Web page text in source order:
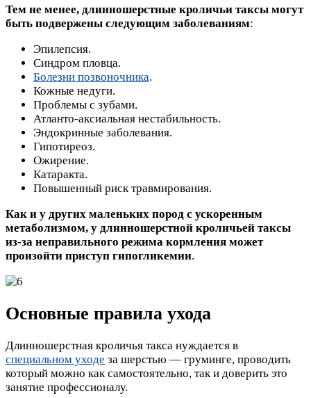
Тем не менее, длинношерстные кроличьи таксы могут
быть подвержены следующим заболеваниям:
Эпилепсия.
Синдром пловца.
Болезни позвоночника.
Кожные недуги.
Проблемы с зубами.
Атланто-аксиальная нестабильность.
Эндокринные заболевания.
Гипотиреоз.
Ожирение.
Катаракта.
Повышенный риск травмирования.
Как и у других маленьких пород с ускоренным
метаболизмом, у длинношерстной кроличьей таксы
из-за неправильного режима кормления может
произойти приступ гипогликемии.
Основные правила ухода
Длинношерстная кроличья такса нуждается в
специальном уходе за шерстью — груминге, проводить
который можно как самостоятельно, так и доверить это
занятие профессионалу.